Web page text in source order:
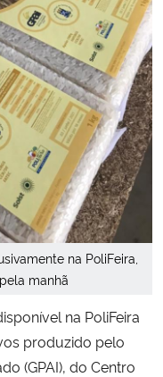
na PoliFeira,
manhã
na PoliFeira
produzido pelo
(GPAI), do Centro